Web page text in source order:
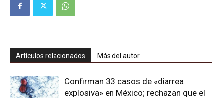
Artículos relacionados Más del autor
Confirman 33 casos de «diarrea
explosiva» en México; rechazan que el